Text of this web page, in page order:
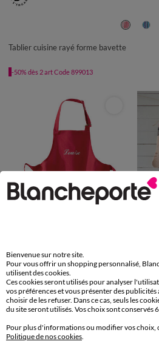
TAILLE UNIQUE
Tablier cuisine rayé forme bavette
-50% dès 2 art Code 899013
TABLIER : 60X84CM
Tablier adulte personnalisé
24,99 €
Bienvenue sur notre site.
Pour vous offrir un shopping personnalisé,
utilisent des cookies.
Ces cookies seront utilisés pour analyser
vos préférences et vous présenter des publicités
choisir de les refuser. Dans ce cas, seuls les
du site seront utilisés. Vos choix sont conservés 6
Pour plus d'informations ou modifier vos choix,
Politique de nos cookies